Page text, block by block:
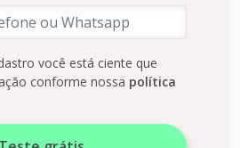
você está ciente que
conforme nossa política